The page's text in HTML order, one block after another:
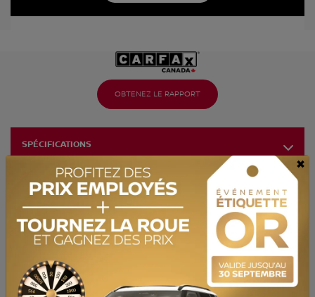
OBTENEZ LE RAPPORT
SPÉCIFICATIONS
ANNÉE : 2020
ODOMÈTRE: 94 654 km
TRANSMISSION : Automatique
Traction avant
MOTEUR :
×